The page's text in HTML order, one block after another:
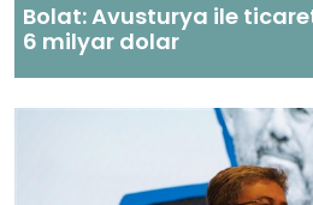
Bolat: Avusturya ile
6 milyar dolar